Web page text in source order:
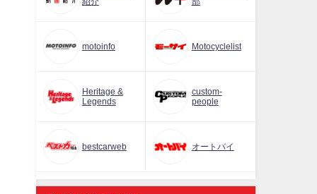
motoinfo Motocyclelist
Heritage &
Legends
custom-
people
bestcarweb オートバイ